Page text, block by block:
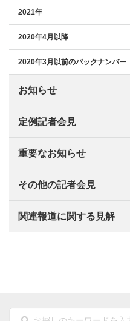
2021年
2020年4月以降
2020年3月以前のバックナンバー
お知らせ
定例記者会見
重要なお知らせ
その他の記者会見
関連報道に関する見解